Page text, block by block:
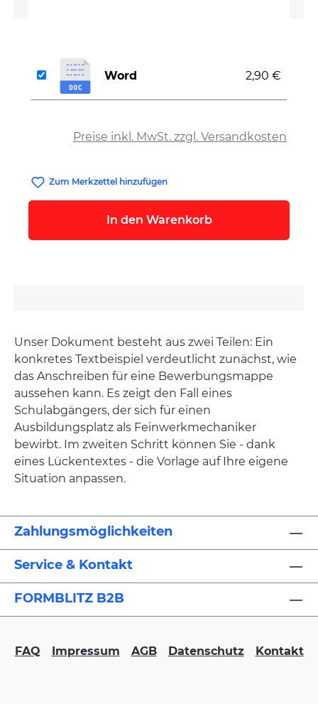
Preise inkl. MwSt. zzgl. Versandkosten
Word 2,90 €
Zum Merkzettel hinzufügen
In den Warenkorb
Unser Dokument besteht aus zwei Teilen: Ein
konkretes Textbeispiel verdeutlicht zunächst, wie
das Anschreiben für eine Bewerbungsmappe
aussehen kann. Es zeigt den Fall eines
Schulabgängers, der sich für einen
Ausbildungsplatz als Feinwerkmechaniker
bewirbt. Im zweiten Schritt können Sie - dank
eines Lückentextes - die Vorlage auf Ihre eigene
Situation anpassen.
Zahlungsmöglichkeiten
Service & Kontakt
FORMBLITZ B2B
FAQ Impressum AGB Datenschutz Kontakt